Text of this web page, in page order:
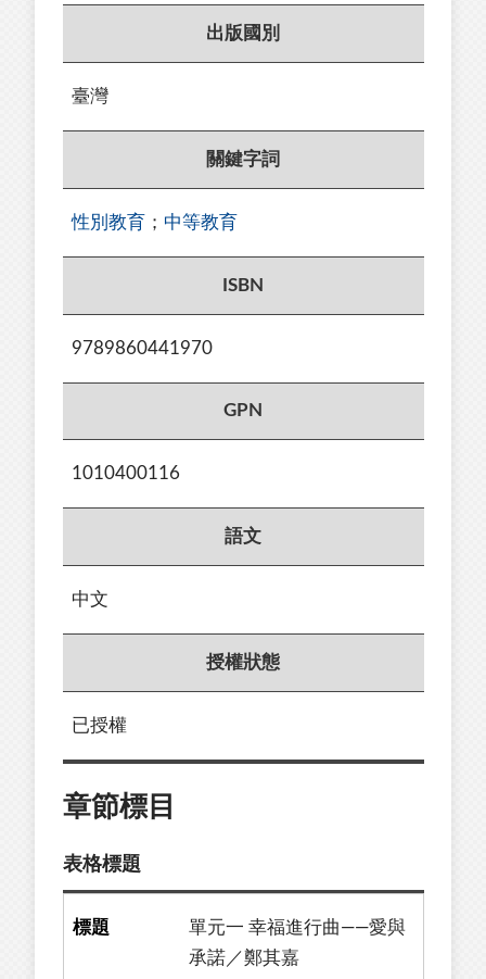
出版國別
臺灣
關鍵字詞
性別教育 ； 中等教育
ISBN
9789860441970
GPN
1010400116
語文
中文
授權狀態
已授權
章節標目
表格標題
單元一 幸福進行曲——愛與
承諾／鄭其嘉